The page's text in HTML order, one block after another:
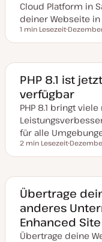
i
s
i
e
Cloud Platform in
deiner Webseite
Lesezeit
1 min Lesezeit
a
u
a
k
t
u
a
i
s
i
e
PHP 8.1 ist
verfügbar
PHP 8.1 bringt
für alle
Lesezeit
2 min Lesezeit
a
u
a
k
u
a
l
i
Übertrage
anderes
Enhanced
Übertrage deine